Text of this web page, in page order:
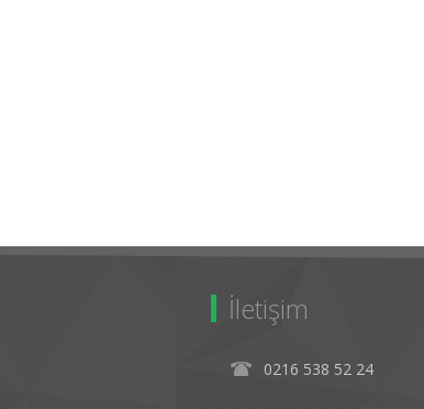
İletişim
0216 538 52 24